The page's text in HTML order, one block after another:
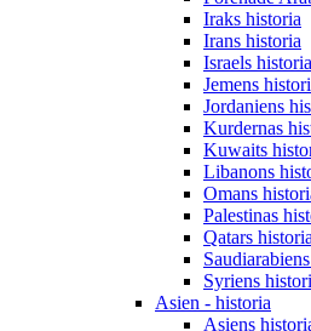
Iraks historia
Irans historia
Israels historia
Jemens
Jordaniens
Kurdernas
Kuwaits
Libanons
Omans
Palestinas
Qatars historia
Syriens
Asien - historia
Asiens